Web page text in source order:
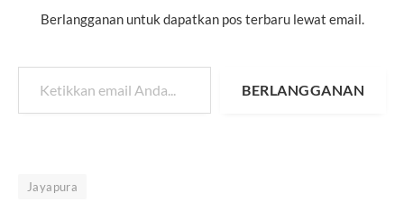
Berlangganan untuk dapatkan pos terbaru lewat email.
Ketikkan email Anda...
BERLANGGANAN
Jayapura